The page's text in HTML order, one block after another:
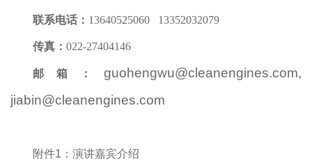
联系电话： 13640525060 13352032079
传真：022-27404146
邮箱： guohengwu@cleanengines.com,
jiabin@cleanengines.com
附件1 ：演讲嘉宾介绍